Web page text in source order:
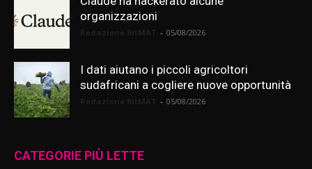
organizzazioni
- 05/08/2026
I dati aiutano i piccoli agricoltori
sudafricani a cogliere nuove opportunità
- 05/08/2026
CATEGORIE PIÙ LETTE